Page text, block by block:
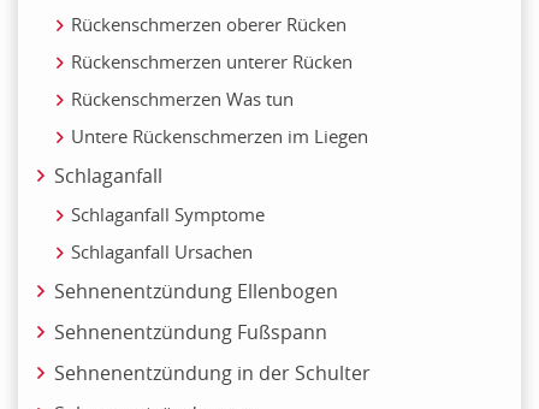
Rückenschmerzen oberer Rücken
Rückenschmerzen unterer Rücken
Rückenschmerzen Was tun
Untere Rückenschmerzen im Liegen
Schlaganfall
Schlaganfall Symptome
Schlaganfall Ursachen
Sehnenentzündung Ellenbogen
Sehnenentzündung Fußspann
Sehnenentzündung in der Schulter